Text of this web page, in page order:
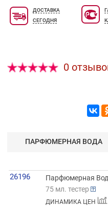
туберозы.
ДОСТАВКА
СЕГОДНЯ
0
ПАРФЮМЕРНАЯ ВОДА
26196
Парфюмерная
75 мл. тестер
ДИНАМИКА ЦЕН